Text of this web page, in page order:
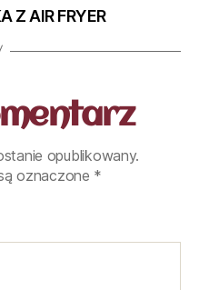
Z AIR FRYER
opublikowany.
oznaczone *